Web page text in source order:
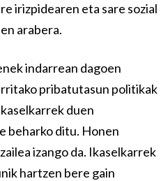
irizpidearen eta sare sozial
arabera.
indarrean dagoen
pribatutasun politikak
duen
beharko ditu. Honen
izango da. Ikaselkarrek
hartzen bere gain